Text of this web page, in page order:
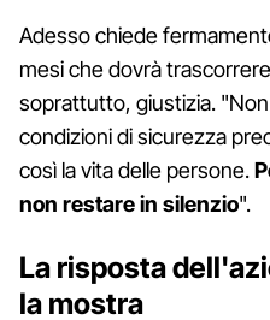
Adesso chiede
mesi che dovrà
soprattutto, giustizia.
condizioni di sicurezza
così la vita delle persone.
non restare in silenzio".
La risposta
la mostra